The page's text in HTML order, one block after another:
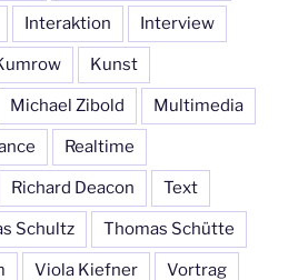
Interaktion Interview
Kunst
Michael Zibold Multimedia
Realtime
Richard Deacon Text
Schultz Thomas Schütte
Viola Kiefner Vortrag